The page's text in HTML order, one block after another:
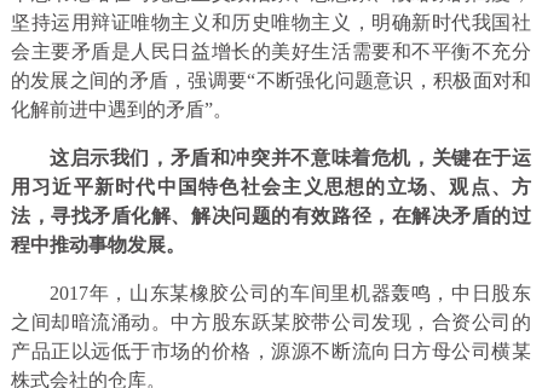
坚持运用辩证唯物主义和历史唯物主义，明确新时代我国社
会主要矛盾是人民日益增长的美好生活需要和不平衡不充分
的发展之间的矛盾，强调要“不断强化问题意识，积极面对和
化解前进中遇到的矛盾”。
这启示我们，矛盾和冲突并不意味着危机，关键在于运
用习近平新时代中国特色社会主义思想的立场、观点、方
法，寻找矛盾化解、解决问题的有效路径，在解决矛盾的过
程中推动事物发展。
2017年，山东某橡胶公司的车间里机器轰鸣，中日股东
之间却暗流涌动。中方股东跃某胶带公司发现，合资公司的
产品正以远低于市场的价格，源源不断流向日方母公司横某
株式会社的仓库。